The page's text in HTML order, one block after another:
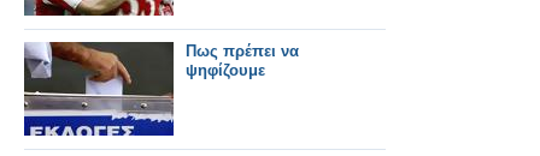
Πως πρέπει να
ψηφίζουμε